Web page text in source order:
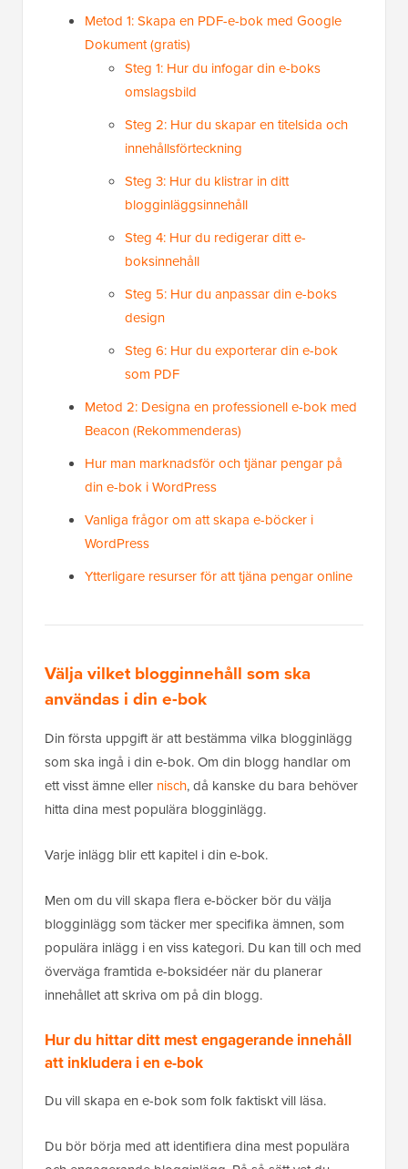
Metod 1: Skapa en PDF-e-bok med Google
Dokument (gratis)
Steg 1: Hur du infogar din e-boks
omslagsbild
Steg 2: Hur du skapar en titelsida och
innehållsförteckning
Steg 3: Hur du klistrar in ditt
blogginläggsinnehåll
Steg 4: Hur du redigerar ditt e-
boksinnehåll
Steg 5: Hur du anpassar din e-boks
design
Steg 6: Hur du exporterar din e-bok
som PDF
Metod 2: Designa en professionell e-bok med
Beacon (Rekommenderas)
Hur man marknadsför och tjänar pengar på
din e-bok i WordPress
Vanliga frågor om att skapa e-böcker i
WordPress
Ytterligare resurser för att tjäna pengar online
Välja vilket blogginnehåll som ska
användas i din e-bok
Din första uppgift är att bestämma vilka blogginlägg
som ska ingå i din e-bok. Om din blogg handlar om
ett visst ämne eller nisch, då kanske du bara behöver
hitta dina mest populära blogginlägg.
Varje inlägg blir ett kapitel i din e-bok.
Men om du vill skapa flera e-böcker bör du välja
blogginlägg som täcker mer specifika ämnen, som
populära inlägg i en viss kategori. Du kan till och med
överväga framtida e-boksidéer när du planerar
innehållet att skriva om på din blogg.
Hur du hittar ditt mest engagerande innehåll
att inkludera i en e-bok
Du vill skapa en e-bok som folk faktiskt vill läsa.
Du bör börja med att identifiera dina mest populära